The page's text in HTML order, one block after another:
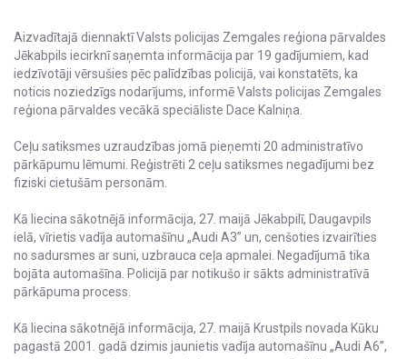
Aizvadītajā diennaktī Valsts policijas Zemgales reģiona pārvaldes
Jēkabpils iecirknī saņemta informācija par 19 gadījumiem, kad
iedzīvotāji vērsušies pēc palīdzības policijā, vai konstatēts, ka
noticis noziedzīgs nodarījums, informē Valsts policijas Zemgales
reģiona pārvaldes vecākā speciāliste Dace Kalniņa.
Ceļu satiksmes uzraudzības jomā pieņemti 20 administratīvo
pārkāpumu lēmumi. Reģistrēti 2 ceļu satiksmes negadījumi bez
fiziski cietušām personām.
Kā liecina sākotnējā informācija, 27. maijā Jēkabpilī, Daugavpils
ielā, vīrietis vadīja automašīnu „Audi A3” un, cenšoties izvairīties
no sadursmes ar suni, uzbrauca ceļa apmalei. Negadījumā tika
bojāta automašīna. Policijā par notikušo ir sākts administratīvā
pārkāpuma process.
Kā liecina sākotnējā informācija, 27. maijā Krustpils novada Kūku
pagastā 2001. gadā dzimis jaunietis vadīja automašīnu „Audi A6”,